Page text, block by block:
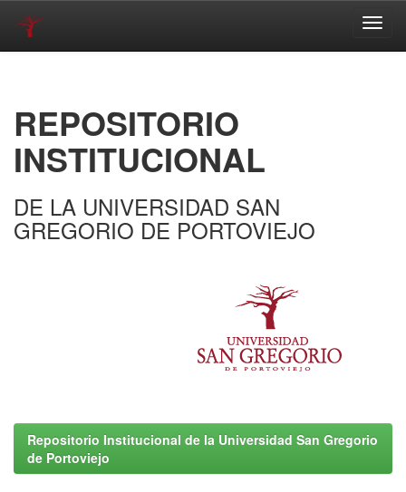
REPOSITORIO
INSTITUCIONAL
DE LA UNIVERSIDAD SAN
GREGORIO DE PORTOVIEJO
Repositorio Institucional de la Universidad San Gregorio
de Portoviejo